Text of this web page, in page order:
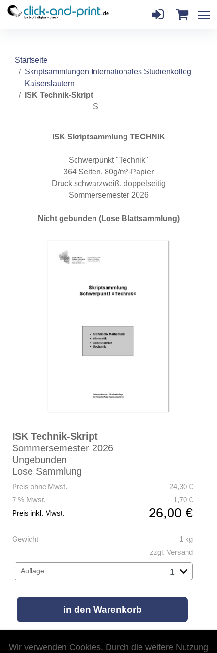
Startseite
Skriptsammlungen Internationales Studienkolleg
Kaiserslautern
ISK Technik-Skript
S
ISK Skriptsammlung TECHNIK
Schwerpunkt "Technik"
364 Seiten, 80g/m²-Papier
Druck schwarzweiß, doppelseitig
Sommersemester 2026
Nicht gebunden (Lose Blattsammlung)
ISK Technik-Skript
Sommersemester 2026
Ungebunden
Lose Sammlung
Preis ohne Mwst.
24,30 €
7 % Mwst.
1,70 €
Preis inkl. Mwst.
26,00 €
Gewicht
1 kg
zzgl. Versand
Auflage
Wir verwenden Cookies. Durch die weitere Nutzung